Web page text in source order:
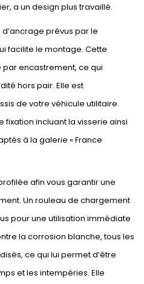
a un design plus travaillé.
prévus par le
facilite le montage. Cette
encastrement, ce qui
hors pair. Elle est
de votre véhicule utilitaire.
fixation incluant la visserie ainsi
à la galerie « France
afin vous garantir une
Un rouleau de chargement
pour une utilisation immédiate
la corrosion blanche, tous les
ce qui lui permet d’être
et les intempéries. Elle